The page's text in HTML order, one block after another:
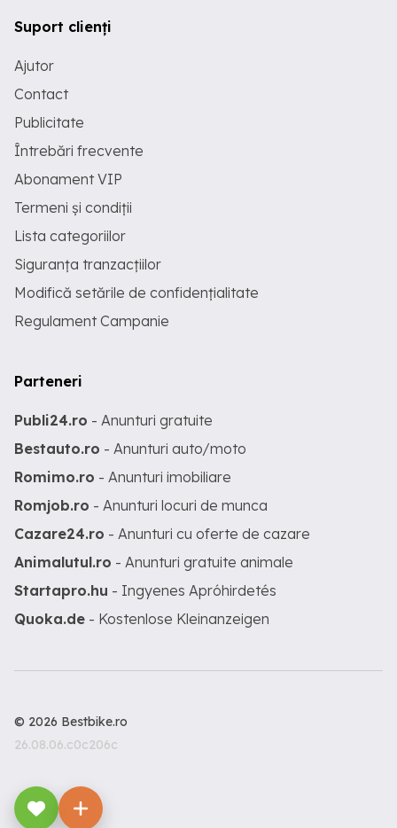
Suport clienți
Ajutor
Contact
Publicitate
Întrebări frecvente
Abonament VIP
Termeni și condiții
Lista categoriilor
Siguranța tranzacțiilor
Modifică setările de confidențialitate
Regulament Campanie
Parteneri
Publi24.ro - Anunturi gratuite
Bestauto.ro - Anunturi auto/moto
Romimo.ro - Anunturi imobiliare
Romjob.ro - Anunturi locuri de munca
Cazare24.ro - Anunturi cu oferte de cazare
Animalutul.ro - Anunturi gratuite animale
Startapro.hu - Ingyenes Apróhirdetés
Quoka.de - Kostenlose Kleinanzeigen
© 2026 Bestbike.ro
26.08.06.c0c206c